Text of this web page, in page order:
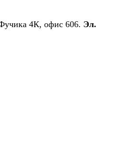
4К, офис 606. Эл.